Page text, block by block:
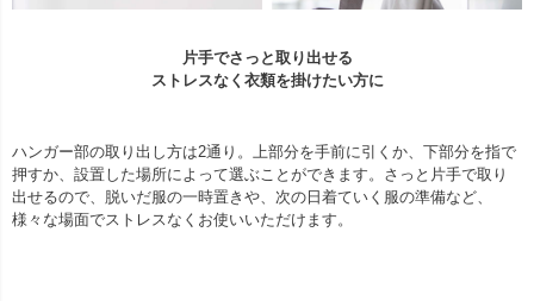
片手でさっと取り出せる
ストレスなく衣類を掛けたい方に
ハンガー部の取り出し方は2通り。上部分を手前に引くか、下部分を指で
押すか、設置した場所によって選ぶことができます。さっと片手で取り
出せるので、脱いだ服の一時置きや、次の日着ていく服の準備など、
様々な場面でストレスなくお使いいただけます。